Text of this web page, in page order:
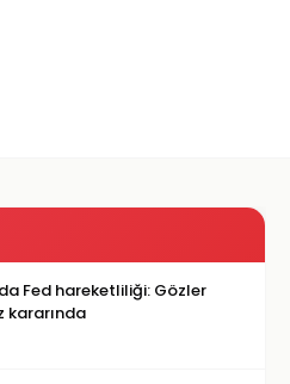
Fed hareketliliği: Gözler
kararında